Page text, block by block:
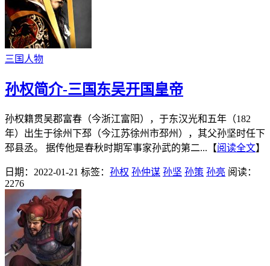
三国人物
孙权简介-三国东吴开国皇帝
孙权籍贯吴郡富春（今浙江富阳），于东汉光和五年（182
年）出生于徐州下邳（今江苏徐州市邳州），其父孙坚时任下
邳县丞。 据传他是春秋时期军事家孙武的第二...【阅读全文】
日期：2022-01-21 标签： 孙权 孙仲谋 孙坚 孙策 孙亮 阅读：
2276